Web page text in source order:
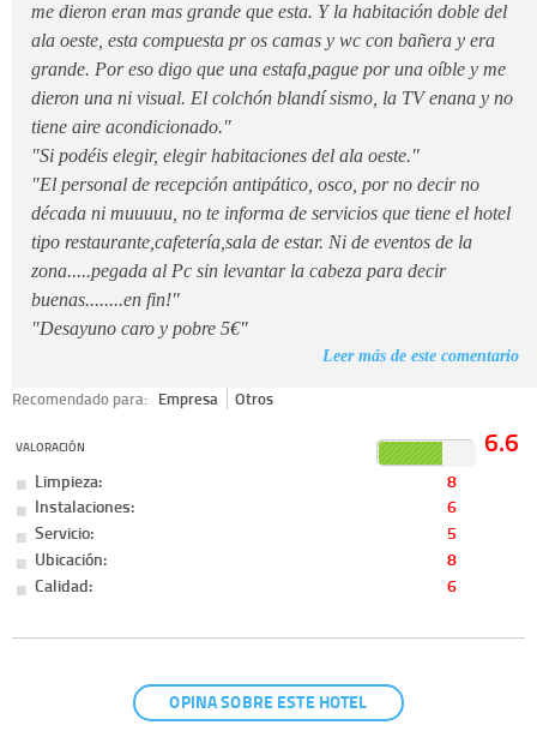
me dieron eran mas grande que esta. Y la habitación doble del
ala oeste, esta compuesta pr os camas y wc con bañera y era
grande. Por eso digo que una estafa,pague por una oíble y me
dieron una ni visual. El colchón blandí sismo, la TV enana y no
tiene aire acondicionado."
"Si podéis elegir, elegir habitaciones del ala oeste."
"El personal de recepción antipático, osco, por no decir no
década ni muuuuu, no te informa de servicios que tiene el hotel
tipo restaurante,cafetería,sala de estar. Ni de eventos de la
zona.....pegada al Pc sin levantar la cabeza para decir
buenas........en fin!"
"Desayuno caro y pobre 5€"
Leer más de este comentario
Recomendado para: Empresa Otros
VALORACIÓN 6.6
Limpieza:
8
Instalaciones:
6
Servicio:
5
Ubicación:
8
Calidad:
6
OPINA SOBRE ESTE HOTEL